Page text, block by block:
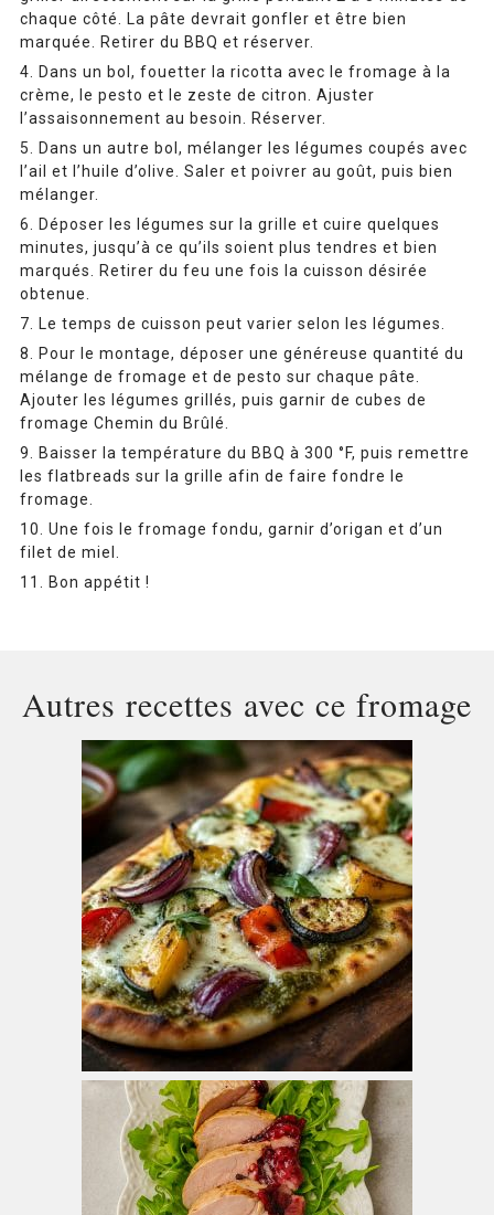
chaque côté. La pâte devrait gonfler et être bien
marquée. Retirer du BBQ et réserver.
Dans un bol, fouetter la ricotta avec le fromage à la
crème, le pesto et le zeste de citron. Ajuster
l’assaisonnement au besoin. Réserver.
Dans un autre bol, mélanger les légumes coupés avec
l’ail et l’huile d’olive. Saler et poivrer au goût, puis bien
mélanger.
Déposer les légumes sur la grille et cuire quelques
minutes, jusqu’à ce qu’ils soient plus tendres et bien
marqués. Retirer du feu une fois la cuisson désirée
obtenue.
Le temps de cuisson peut varier selon les légumes.
Pour le montage, déposer une généreuse quantité du
mélange de fromage et de pesto sur chaque pâte.
Ajouter les légumes grillés, puis garnir de cubes de
fromage Chemin du Brûlé.
Baisser la température du BBQ à 300 °F, puis remettre
les flatbreads sur la grille afin de faire fondre le
fromage.
Une fois le fromage fondu, garnir d’origan et d’un
filet de miel.
Bon appétit !
Autres recettes avec ce fromage